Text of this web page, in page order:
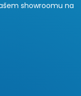
showroomu na